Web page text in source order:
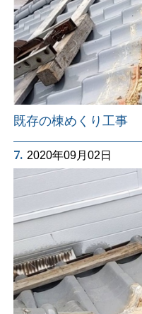
既存の棟めくり工事
7. 2020年09月02日